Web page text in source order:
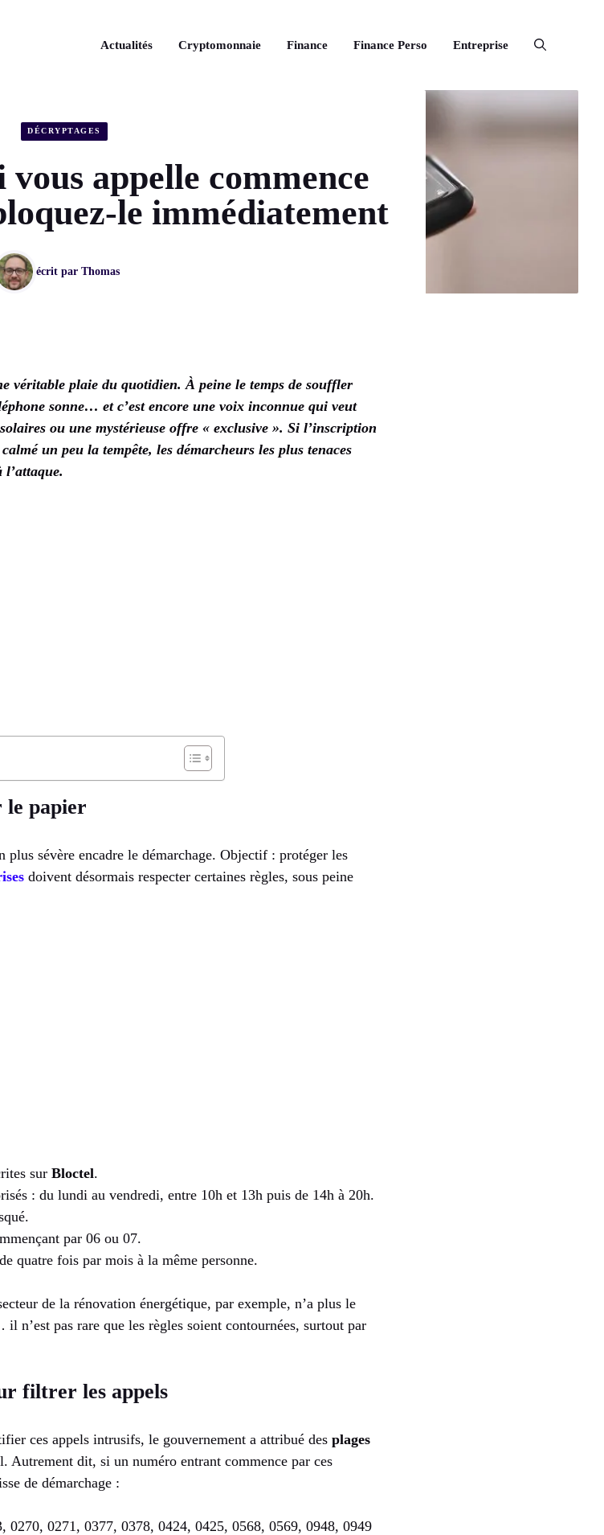
Actualités Cryptomonnaie Finance Finance Perso Entreprise
DÉCRYPTAGES
appelle commence
le immédiatement
écrit par Thomas
véritable plaie du quotidien. À peine le temps de souffler
sonne… et c’est encore une voix inconnue qui veut
ou une mystérieuse offre « exclusive ». Si l’inscription
un peu la tempête, les démarcheurs les plus tenaces
le papier
sévère encadre le démarchage. Objectif : protéger les
doivent désormais respecter certaines règles, sous peine
sur Bloctel.
: du lundi au vendredi, entre 10h et 13h puis de 14h à 20h.
par 06 ou 07.
quatre fois par mois à la même personne.
de la rénovation énergétique, par exemple, n’a plus le
n’est pas rare que les règles soient contournées, surtout par
filtrer les appels
ces appels intrusifs, le gouvernement a attribué des plages
Autrement dit, si un numéro entrant commence par ces
de démarchage :
0270, 0271, 0377, 0378, 0424, 0425, 0568, 0569, 0948, 0949